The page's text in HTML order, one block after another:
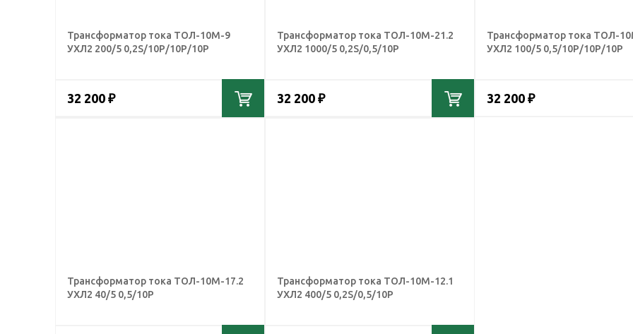
Трансформатор тока ТОЛ-10М-9
УХЛ2 200/5 0,2S/10Р/10Р/10Р
32 200 ₽
Трансформатор тока ТОЛ-10М-21.2
УХЛ2 1000/5 0,2S/0,5/10Р
32 200 ₽
Трансформатор тока ТОЛ-
УХЛ2 100/5 0,5/10Р/10Р/10Р
32 200 ₽
Трансформатор тока ТОЛ-10М-17.2
УХЛ2 40/5 0,5/10Р
Трансформатор тока ТОЛ-10М-12.1
УХЛ2 400/5 0,2S/0,5/10Р